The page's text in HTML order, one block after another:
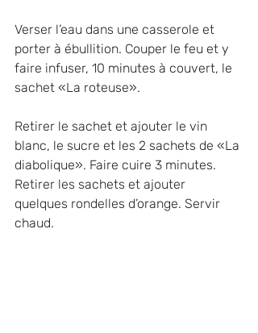
Verser l’eau dans une casserole et
porter à ébullition. Couper le feu et y
faire infuser, 10 minutes à couvert, le
sachet «La roteuse».
Retirer le sachet et ajouter le vin
blanc, le sucre et les 2 sachets de «La
diabolique». Faire cuire 3 minutes.
Retirer les sachets et ajouter
quelques rondelles d’orange. Servir
chaud.